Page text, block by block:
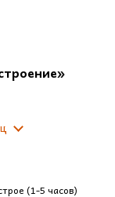
(1-5 часов)